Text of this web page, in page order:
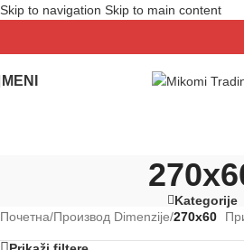
Skip to navigation Skip to main content
MENI
Kategorije
Почетна/Производ Dimenzije/270x60